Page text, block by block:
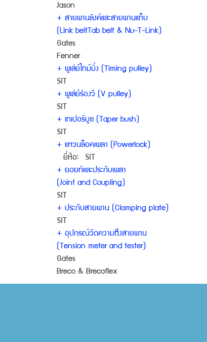
Jason
+ สายพานลิงค์และสายพานแท็บ
(Link beltTab belt & Nu-T-Link)
Gates
Fenner
+ พูเล่ย์ไทม์มิ่ง (Timing pulley)
SIT
+ พูเล่ย์ร่องวี (V pulley)
SIT
+ เทเปอร์บูช (Taper bush)
SIT
+ แหวนล็อคเพลา (Powerlock)
ยี่ห้อ: SIT
+ ยอยท์และประกับเพลา
(Joint and Coupling)
SIT
+ ประกับสายพาน (Clamping plate)
SIT
+ อุปกรณ์วัดความตึงสายพาน
(Tension meter and tester)
Gates
Breco & Brecoflex